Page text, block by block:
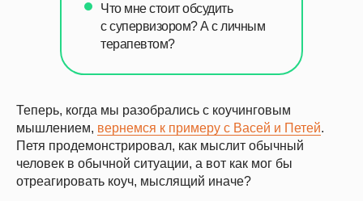
Что мне стоит обсудить
с супервизором? А с личным
терапевтом?
Теперь, когда мы разобрались с коучинговым
мышлением, вернемся к примеру с Васей и Петей.
Петя продемонстрировал, как мыслит обычный
человек в обычной ситуации, а вот как мог бы
отреагировать коуч, мыслящий иначе?